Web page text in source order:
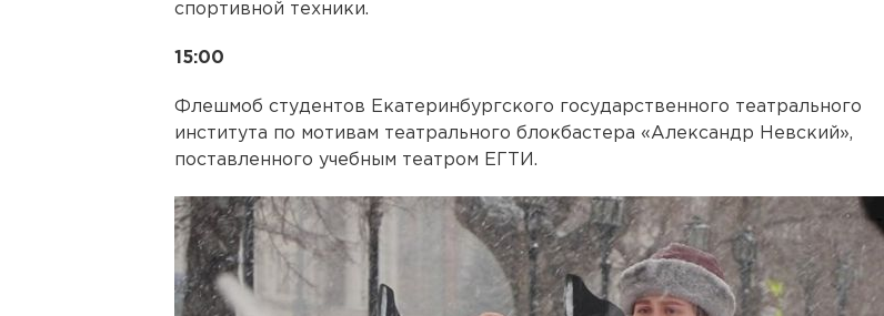
спортивной техники.
15:00
Флешмоб студентов Екатеринбургского государственного театрального
института по мотивам театрального блокбастера «Александр Невский»,
поставленного учебным театром ЕГТИ.